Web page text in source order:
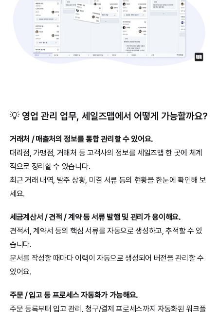
💡 영업 관리 업무, 세일즈맵에서 어떻게 가능할까요?
거래처 / 매출처의 정보를 통합 관리할 수 있어요.
대리점, 가맹점, 거래처 등 고객사의 정보를 세일즈맵 한 곳에 체계
적으로 정리할 수 있습니다.
최근 거래 내역, 발주 상황, 미결 서류 등의 현황을 한눈에 확인해 보
세요.
세금계산서 / 견적 / 계약 등 서류 발행 및 관리가 용이해요.
견적서, 계약서 등의 핵심 서류를 자동으로 생성하고, 추적할 수 있
습니다.
문서를 작성할 때마다 이력이 자동으로 생성되어 버전을 관리할 수
있어요.
주문 / 입고 등 프로세스 자동화가 가능해요.
주문 등록부터 입고 관리, 청구/결제 프로세스까지 자동화된 워크플